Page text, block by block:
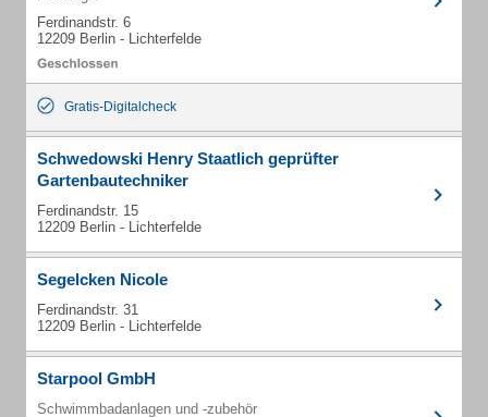
Ferdinandstr. 6
12209 Berlin - Lichterfelde
Gratis-Digitalcheck
Schwedowski Henry Staatlich geprüfter
Gartenbautechniker
Ferdinandstr. 15
12209 Berlin - Lichterfelde
Segelcken Nicole
Ferdinandstr. 31
12209 Berlin - Lichterfelde
Starpool GmbH
Schwimmbadanlagen und -zubehör